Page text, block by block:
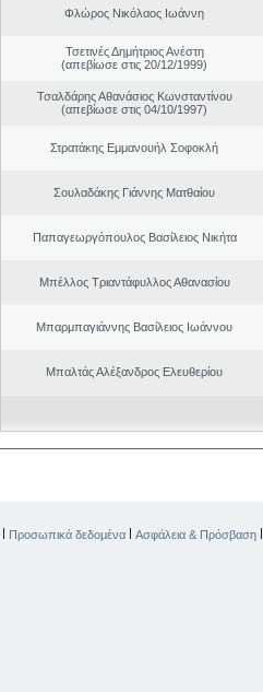
Φλώρος Νικόλαος Ιωάννη
Τσετινές Δημήτριος Ανέστη
(απεβίωσε στις 20/12/1999)
Τσαλδάρης Αθανάσιος Κωνσταντίνου
(απεβίωσε στις 04/10/1997)
Στρατάκης Εμμανουήλ Σοφοκλή
Σουλαδάκης Γιάννης Ματθαίου
Παπαγεωργόπουλος Βασίλειος Νικήτα
Μπέλλος Τριαντάφυλλος Αθανασίου
Μπαρμπαγιάννης Βασίλειος Ιωάννου
Μπαλτάς Αλέξανδρος Ελευθερίου
| Προσωπικά δεδομένα | Ασφάλεια & Πρόσβαση